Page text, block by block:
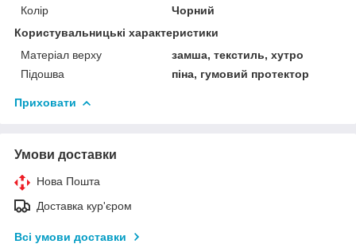
Колір
Чорний
Користувальницькі характеристики
Матеріал верху
замша, текстиль, хутро
Підошва
піна, гумовий протектор
Приховати
Умови доставки
Нова Пошта
Доставка кур'єром
Всі умови доставки